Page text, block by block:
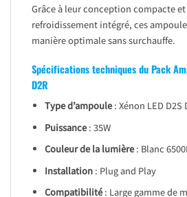
Grâce à leur conception compacte
refroidissement intégré, ces
manière optimale sans surchauffe.
Spécifications techniques du Pack
D2R
Type d’ampoule: Xénon LED D2S
Puissance: 35W
Couleur de la lumière: Blanc
Installation: Plug and Play
Compatibilité: Large gamme de